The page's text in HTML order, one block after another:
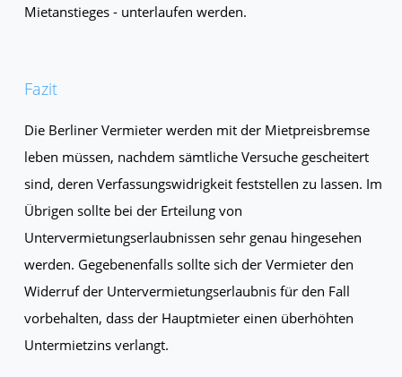
Mietanstieges - unterlaufen werden.
Fazit
Die Berliner Vermieter werden mit der Mietpreisbremse
leben müssen, nachdem sämtliche Versuche gescheitert
sind, deren Verfassungswidrigkeit feststellen zu lassen. Im
Übrigen sollte bei der Erteilung von
Untervermietungserlaubnissen sehr genau hingesehen
werden. Gegebenenfalls sollte sich der Vermieter den
Widerruf der Untervermietungserlaubnis für den Fall
vorbehalten, dass der Hauptmieter einen überhöhten
Untermietzins verlangt.